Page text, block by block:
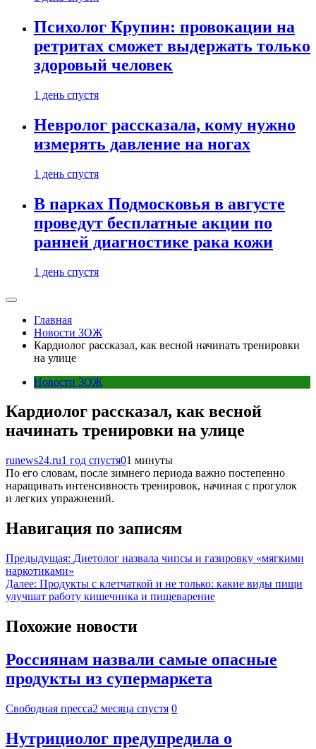
Психолог Крупин: провокации на
ретритах сможет выдержать только
здоровый человек
1 день спустя
Невролог рассказала, кому нужно
измерять давление на ногах
1 день спустя
В парках Подмосковья в августе
проведут бесплатные акции по
ранней диагностике рака кожи
1 день спустя
Главная
Новости ЗОЖ
Кардиолог рассказал, как весной начинать тренировки
на улице
Новости ЗОЖ
Кардиолог рассказал, как весной
начинать тренировки на улице
runews24.ru1 год спустя01 минуты
По его словам, после зимнего периода важно постепенно
наращивать интенсивность тренировок, начиная с прогулок
и легких упражнений.
Навигация по записям
Предыдущая: Диетолог назвала чипсы и газировку «мягкими
наркотиками»
Далее: Продукты с клетчаткой и не только: какие виды пищи
улучшат работу кишечника и пищеварение
Похожие новости
Россиянам назвали самые опасные
продукты из супермаркета
Свободная пресса2 месяца спустя 0
Нутрициолог предупредила о